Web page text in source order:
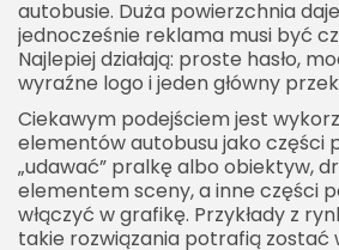
autobusie. Duża powierzchnia
jednocześnie reklama musi być
Najlepiej działają: proste hasło,
wyraźne logo i jeden główny
Ciekawym podejściem jest
elementów autobusu jako części
„udawać” pralkę albo obiektyw,
elementem sceny, a inne części
włączyć w grafikę. Przykłady z
takie rozwiązania potrafią zostać